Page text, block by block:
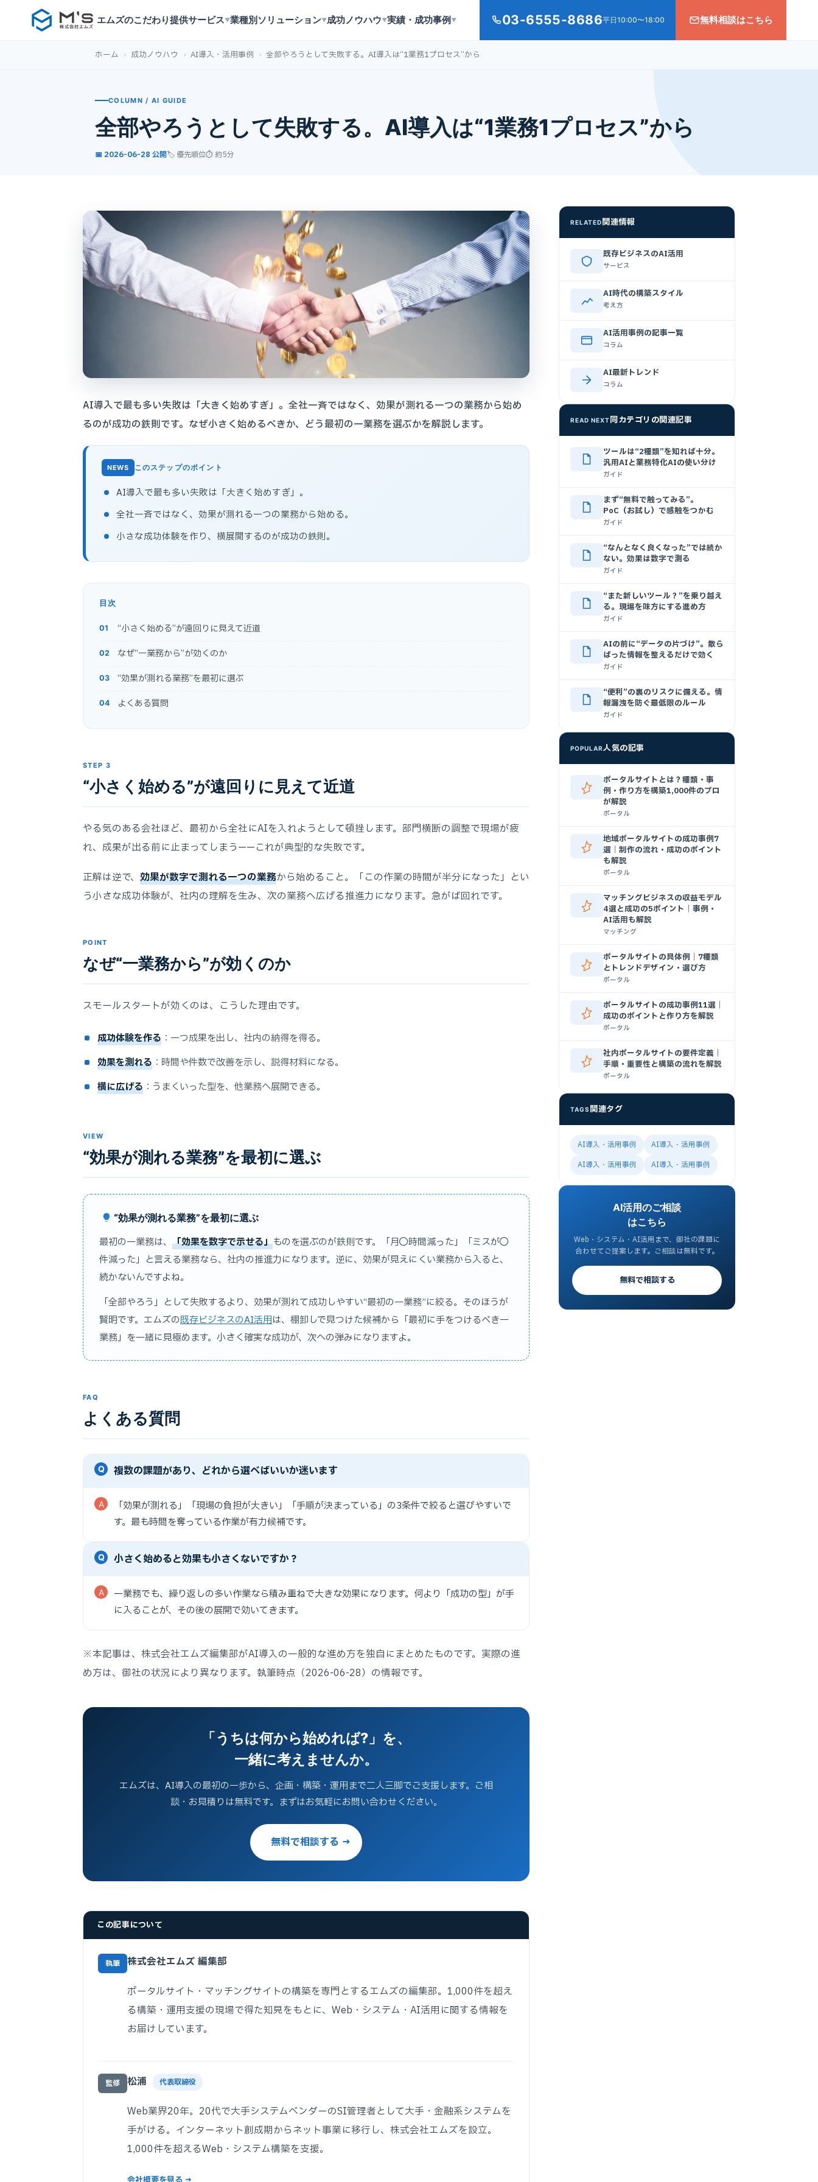
エムズのこだわり提供サービス▼業種別ソリューション▼成功ノウハウ▼実績・成功事例 ▼ 03-6555-8686平日10:00〜18:00 無料相談はこちら
ホーム › 成功ノウハウ › AI導入・活用事例 › 全部やろうとして失敗する。AI導入は“1業務1プロセス”から
COLUMN / AI GUIDE
全部やろうとして失敗する。AI導入は“1業務1プロセス”から
📅 2026-06-28 公開🏷️ 優先順位⏱ 約5分
AI導入で最も多い失敗は「大きく始めすぎ」。全社一斉ではなく、効果が測れる一つの業務から始め
るのが成功の鉄則です。なぜ小さく始めるべきか、どう最初の一業務を選ぶかを解説します。
このステップのポイント
AI導入で最も多い失敗は「大きく始めすぎ」。
全社一斉ではなく、効果が測れる一つの業務から始める。
小さな成功体験を作り、横展開するのが成功の鉄則。
目次
“小さく始める”が遠回りに見えて近道
なぜ“一業務から”が効くのか
“効果が測れる業務”を最初に選ぶ
よくある質問
STEP 3
“小さく始める”が遠回りに見えて近道
やる気のある会社ほど、最初から全社にAIを入れようとして頓挫します。部門横断の調整で現場が疲
れ、成果が出る前に止まってしまう——これが典型的な失敗です。
正解は逆で、 効果が数字で測れる一つの業務から始めること。「この作業の時間が半分になった」とい
う小さな成功体験が、社内の理解を生み、次の業務へ広げる推進力になります。急がば回れです。
POINT
なぜ“一業務から”が効くのか
スモールスタートが効くのは、こうした理由です。
成功体験を作る ：一つ成果を出し、社内の納得を得る。
効果を測れる ：時間や件数で改善を示し、説得材料になる。
横に広げる ：うまくいった型を、他業務へ展開できる。
VIEW
“効果が測れる業務”を最初に選ぶ
“効果が測れる業務”を最初に選ぶ
最初の一業務は、 「効果を数字で示せる」ものを選ぶのが鉄則です。「月◯時間減った」「ミスが◯
件減った」と言える業務なら、社内の推進力になります。逆に、効果が見えにくい業務から入ると、
続かないんですよね。
「全部やろう」として失敗するより、効果が測れて成功しやすい“最初の一業務”に絞る。そのほうが
賢明です。エムズの既存ビジネスのAI活用は、棚卸しで見つけた候補から「最初に手をつけるべき一
業務」を一緒に見極めます。小さく確実な成功が、次への弾みになりますよ。
FAQ
よくある質問
複数の課題があり、どれから選べばいいか迷います
「効果が測れる」「現場の負担が大きい」「手順が決まっている」の3条件で絞ると選びやすいで
す。最も時間を奪っている作業が有力候補です。
小さく始めると効果も小さくないですか？
一業務でも、繰り返しの多い作業なら積み重ねで大きな効果になります。何より「成功の型」が手
に入ることが、その後の展開で効いてきます。
※本記事は、株式会社エムズ編集部がAI導入の一般的な進め方を独自にまとめたものです。実際の進
め方は、御社の状況により異なります。執筆時点（2026-06-28）の情報です。
「うちは何から始めれば?」を、
一緒に考えませんか。
エムズは、AI導入の最初の一歩から、企画・構築・運用まで二人三脚でご支援します。ご相
談・お見積りは無料です。まずはお気軽にお問い合わせください。
無料で相談する →
この記事について
執筆 株式会社エムズ 編集部
ポータルサイト・マッチングサイトの構築を専門とするエムズの編集部。1,000件を超え
る構築・運用支援の現場で得た知見をもとに、Web・システム・AI活用に関する情報を
お届けしています。
監修 松浦 代表取締役
Web業界20年。20代で大手システムベンダーのSI管理者として大手・金融系システムを
手がける。インターネット創成期からネット事業に移行し、株式会社エムズを設立。
1,000件を超えるWeb・システム構築を支援。
RELATED関連情報
既存ビジネスのAI活用
サービス
AI時代の構築スタイル
考え方
AI活用事例の記事一覧
コラム
AI最新トレンド
コラム
READ NEXT同カテゴリの関連記事
ツールは“2種類”を知れば十分。
汎用AIと業務特化AIの使い分け
ガイド
まず“無料で触ってみる”。
PoC（お試し）で感触をつかむ
ガイド
“なんとなく良くなった”では続か
ない。効果は数字で測る
ガイド
“また新しいツール？”を乗り越え
る。現場を味方にする進め方
ガイド
AIの前に“データの片づけ”。散ら
ばった情報を整えるだけで効く
ガイド
“便利”の裏のリスクに備える。情
報漏洩を防ぐ最低限のルール
ガイド
POPULAR人気の記事
ポータルサイトとは？種類・事
例・作り方を構築1,000件のプロ
が解説
ポータル
地域ポータルサイトの成功事例7
選｜制作の流れ・成功のポイント
も解説
ポータル
マッチングビジネスの収益モデル
4選と成功の5ポイント｜事例・
AI活用も解説
マッチング
ポータルサイトの具体例｜7種類
とトレンドデザイン・選び方
ポータル
ポータルサイトの成功事例11選｜
成功のポイントと作り方を解説
ポータル
社内ポータルサイトの要件定義｜
手順・重要性と構築の流れを解説
ポータル
TAGS 関連タグ
AI導入・活用事例
AI導入・活用事例
AI導入・活用事例
AI導入・活用事例
AI活用のご相談
はこちら
Web・システム・AI活用まで、御社の課題に
合わせてご提案します。ご相談は無料です。
無料で相談する